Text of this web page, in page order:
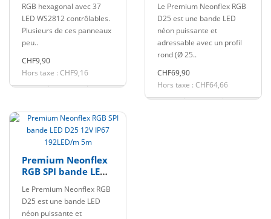
RGB hexagonal avec 37
LED WS2812 contrôlables.
Plusieurs de ces panneaux
peu..
CHF9,90
Hors taxe : CHF9,16
192LED/m 2m
Le Premium Neonflex RGB
D25 est une bande LED
néon puissante et
adressable avec un profil
rond (Ø 25..
CHF69,90
Hors taxe : CHF64,66
Premium Neonflex
RGB SPI bande LED
192LED/m 5m
Le Premium Neonflex RGB
D25 est une bande LED
néon puissante et